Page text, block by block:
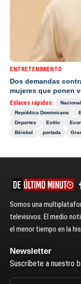
ENTRETENIMIENTO
Dos demandas
mujeres que ponen
Enlaces rápidos:
República Dominicana
Deportes
Estilo
Béisbol
portada
Somos una
televisivos. El medio
el menor tiempo en la
Newsletter
Suscríbete a nuestro